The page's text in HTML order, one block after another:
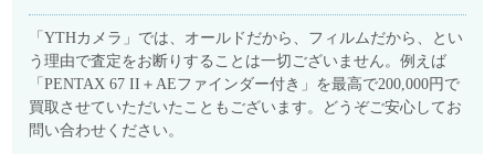
「YTHカメラ」では、オールドだから、フィルムだから、とい
う理由で査定をお断りすることは一切ございません。例えば
「PENTAX 67 II＋AEファインダー付き」を最高で200,000円で
買取させていただいたこともございます。どうぞご安心してお
問い合わせください。